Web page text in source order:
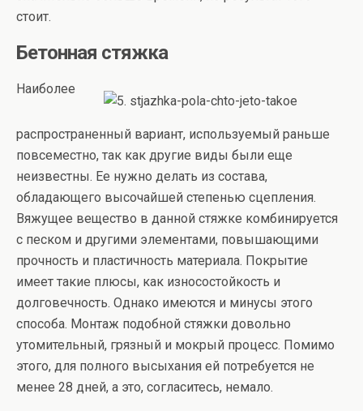
стоит.
Бетонная стяжка
Наиболее
распространенный вариант, используемый раньше
повсеместно, так как другие виды были еще
неизвестны. Ее нужно делать из состава,
обладающего высочайшей степенью сцепления.
Вяжущее вещество в данной стяжке комбинируется
с песком и другими элементами, повышающими
прочность и пластичность материала. Покрытие
имеет такие плюсы, как износостойкость и
долговечность. Однако имеются и минусы этого
способа. Монтаж подобной стяжки довольно
утомительный, грязный и мокрый процесс. Помимо
этого, для полного высыхания ей потребуется не
менее 28 дней, а это, согласитесь, немало.